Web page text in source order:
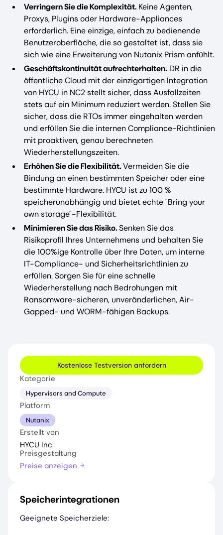
Verringern Sie die Komplexität.Keine Agenten,
Proxys, Plugins oder Hardware-Appliances
erforderlich. Eine einzige, einfach zu bedienende
Benutzeroberfläche, die so gestaltet ist, dass sie
sich wie eine Erweiterung von Nutanix Prism anfühlt.
Geschäftskontinuität aufrechterhalten. DR in die
öffentliche Cloud mit der einzigartigen Integration
von HYCU in NC2 stellt sicher, dass Ausfallzeiten
stets auf ein Minimum reduziert werden. Stellen Sie
sicher, dass die RTOs immer eingehalten werden
und erfüllen Sie die internen Compliance-Richtlinien
mit proaktiven, genau berechneten
Wiederherstellungszeiten.
Erhöhen Sie die Flexibilität.Vermeiden Sie die
Bindung an einen bestimmten Speicher oder eine
bestimmte Hardware. HYCU ist zu 100 %
speicherunabhängig und bietet echte "Bring your
own storage"-Flexibilität.
Minimieren Sie das Risiko.Senken Sie das
Risikoprofil Ihres Unternehmens und behalten Sie
die 100%ige Kontrolle über Ihre Daten, um interne
IT-Compliance- und Sicherheitsrichtlinien zu
erfüllen. Sorgen Sie für eine schnelle
Wiederherstellung nach Bedrohungen mit
Ransomware-sicheren, unveränderlichen, Air-
Gapped- und WORM-fähigen Backups.
Kostenlose Testversion anfordern
Kategorie
Hypervisors and Compute
Platform
Nutanix
Erstellt von
HYCU Inc.
Preisgestaltung
Preise anzeigen
Speicherintegrationen
Geeignete Speicherziele: